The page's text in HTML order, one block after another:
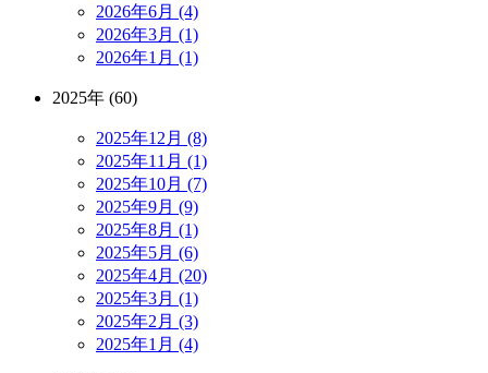
2026年6月 (4)
2026年3月 (1)
2026年1月 (1)
2025年 (60)
2025年12月 (8)
2025年11月 (1)
2025年10月 (7)
2025年9月 (9)
2025年8月 (1)
2025年5月 (6)
2025年4月 (20)
2025年3月 (1)
2025年2月 (3)
2025年1月 (4)